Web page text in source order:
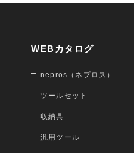
WEBカタログ
nepros（ネプロス）
ツールセット
収納具
汎用ツール